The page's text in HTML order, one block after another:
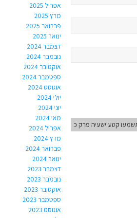
קטע ישעיה פרק כ
אפריל 2025
מרץ 2025
פברואר 2025
ינואר 2025
דצמבר 2024
נובמבר 2024
אוקטובר 2024
ספטמבר 2024
אוגוסט 2024
יולי 2024
יוני 2024
מאי 2024
אפריל 2024
מרץ 2024
פברואר 2024
ינואר 2024
דצמבר 2023
נובמבר 2023
אוקטובר 2023
ספטמבר 2023
אוגוסט 2023